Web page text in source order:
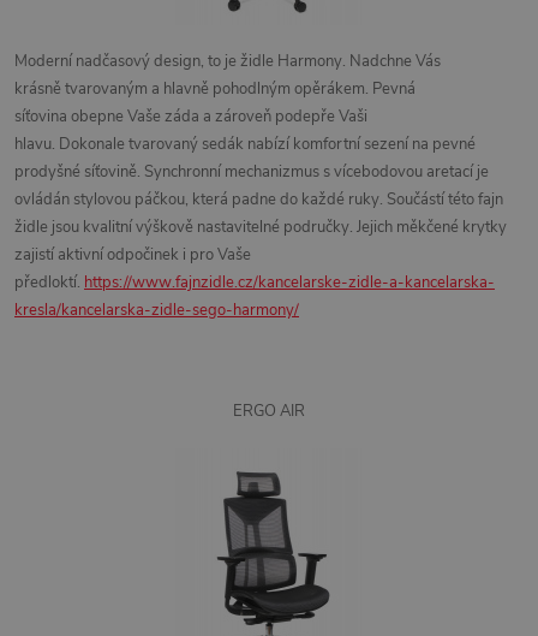
Moderní nadčasový design, to je židle Harmony. Nadchne Vás
krásně tvarovaným a hlavně pohodlným opěrákem. Pevná
síťovina obepne Vaše záda a zároveň podepře Vaši
hlavu. Dokonale tvarovaný sedák nabízí komfortní sezenína pevné
prodyšné síťovině. Synchronní mechanizmus s vícebodovou aretací je
ovládán stylovou páčkou, která padne do každé ruky. Součástí této fajn
židle jsou kvalitní výškově nastavitelné područky. Jejich měkčené krytky
zajistí aktivní odpočinek i pro Vaše
předloktí. https://www.fajnzidle.cz/kancelarske-zidle-a-kancelarska-
kresla/kancelarska-zidle-sego-harmony/
ERGO AIR